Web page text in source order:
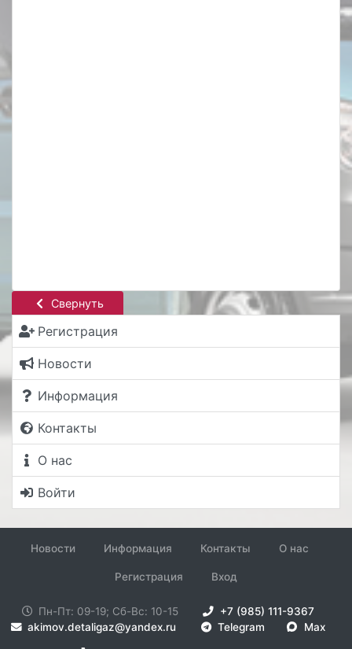
Свернуть
Регистрация
Новости
Информация
Контакты
О нас
Войти
Новости Информация Контакты О нас
Регистрация Вход
Пн-Пт: 09-19; Сб-Вс: 10-15
+7 (985) 111-9367
akimov.detaligaz@yandex.ru
Telegram Max